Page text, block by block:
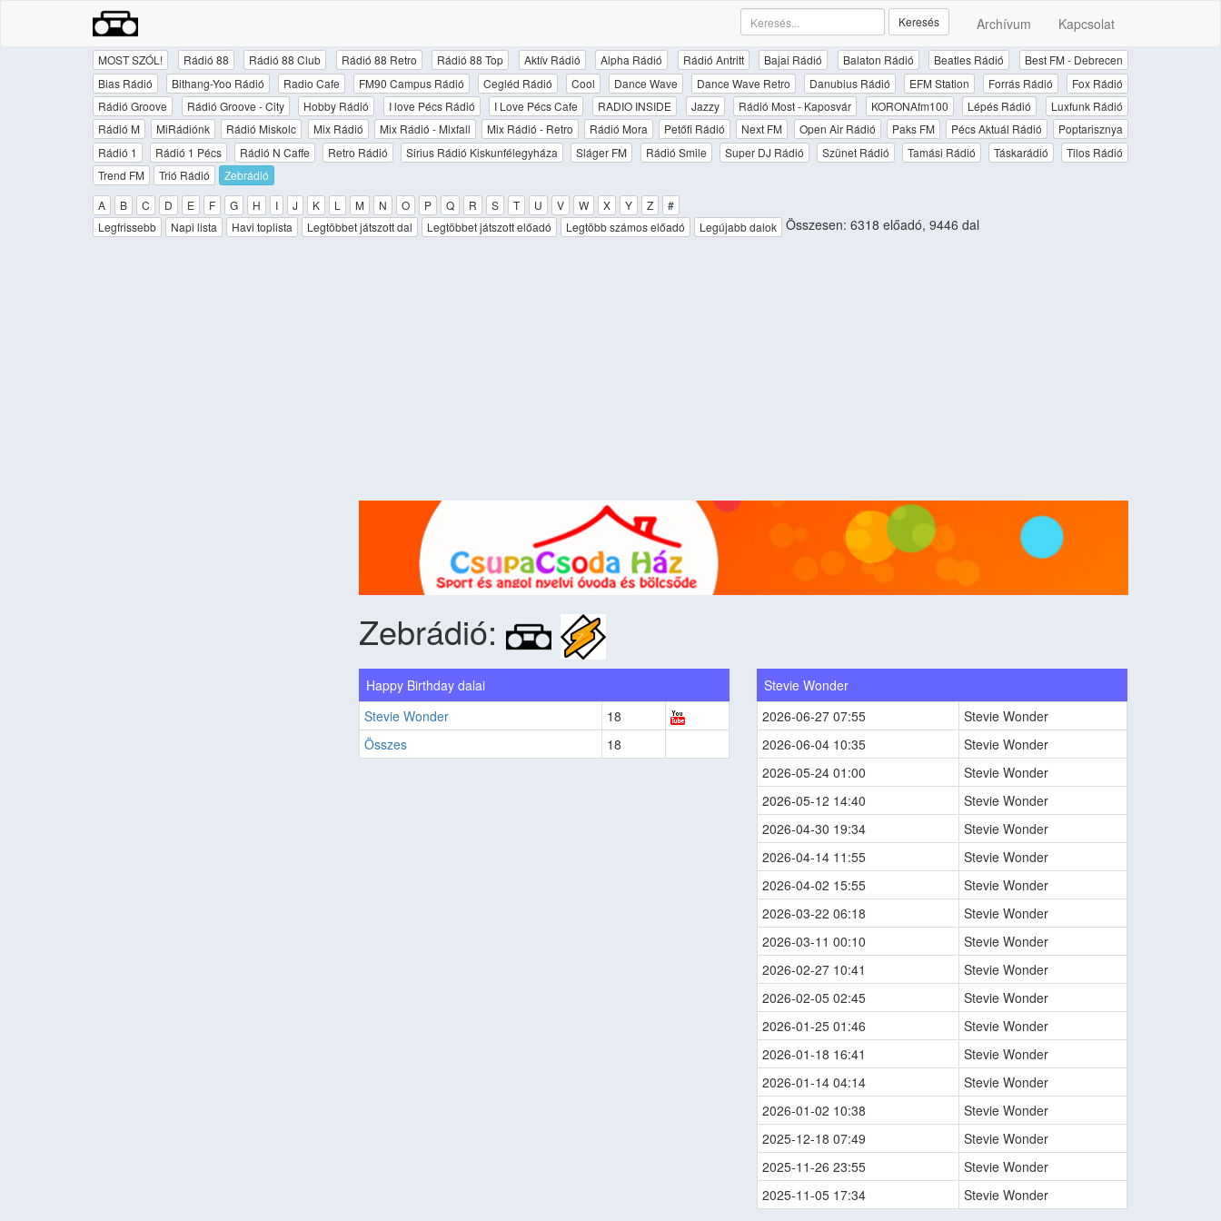
Archívum Kapcsolat
Keresés
MOST SZÓL! Rádió 88 Rádió 88 Club Rádió 88 Retro Rádió 88 Top Aktív Rádió Alpha Rádió Rádió Antritt Bajai Rádió Balaton Rádió Beatles Rádió
Best FM - Debrecen
Bias Rádió
Bithang-Yoo Rádió Radio Cafe FM90 Campus Rádió Cegléd Rádió Cool Dance Wave Dance Wave Retro Danubius Rádió EFM Station Forrás Rádió
Fox Rádió
Rádió Groove
Rádió Groove - City Hobby Rádió I love Pécs Rádió I Love Pécs Cafe RADIO INSIDE Jazzy Rádió Most - Kaposvár KORONAfm100 Lépés Rádió
Luxfunk Rádió
Rádió M
MiRádiónk Rádió Miskolc Mix Rádió Mix Rádió - Mixfall Mix Rádió - Retro Rádió Mora Petőfi Rádió Next FM Open Air Rádió Paks FM Pécs Aktuál Rádió
Poptarisznya
Rádió 1
Rádió 1 Pécs Rádió N Caffe Retro Rádió Sirius Rádió Kiskunfélegyháza Sláger FM Rádió Smile Super DJ Rádió Szünet Rádió Tamási Rádió Táskarádió
Tilos Rádió
Trend FM
Trió Rádió
Zebrádió
A
B C D E F G H I J K L M N O P Q R S T U V W X Y Z
#
Legfrissebb
Napi lista Havi toplista Legtöbbet játszott dal Legtöbbet játszott előadó Legtöbb számos előadó Legújabb dalok Összesen: 6318 előadó, 9446 dal
Zebrádió:
Happy Birthday dalai
Stevie Wonder
18
Összes
18
Stevie Wonder
2026-06-27 07:55
Stevie Wonder
2026-06-04 10:35
Stevie Wonder
2026-05-24 01:00
Stevie Wonder
2026-05-12 14:40
Stevie Wonder
2026-04-30 19:34
Stevie Wonder
2026-04-14 11:55
Stevie Wonder
2026-04-02 15:55
Stevie Wonder
2026-03-22 06:18
Stevie Wonder
2026-03-11 00:10
Stevie Wonder
2026-02-27 10:41
Stevie Wonder
2026-02-05 02:45
Stevie Wonder
2026-01-25 01:46
Stevie Wonder
2026-01-18 16:41
Stevie Wonder
2026-01-14 04:14
Stevie Wonder
2026-01-02 10:38
Stevie Wonder
2025-12-18 07:49
Stevie Wonder
2025-11-26 23:55
Stevie Wonder
2025-11-05 17:34
Stevie Wonder